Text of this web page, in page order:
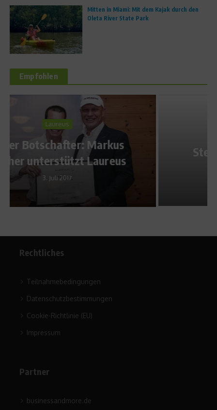
Mitten in Miami: Mit dem Kajak durch den
Oleta River State Park
Empfohlen
Ratgeber Ernährung
Stevia – Süße ohne Reue?
Rechtliches
Teilnahmebedingungen
Datenschutzbestimmungen
Cookie-Richtlinie (EU)
Impressum
Partner
businessandmore.de